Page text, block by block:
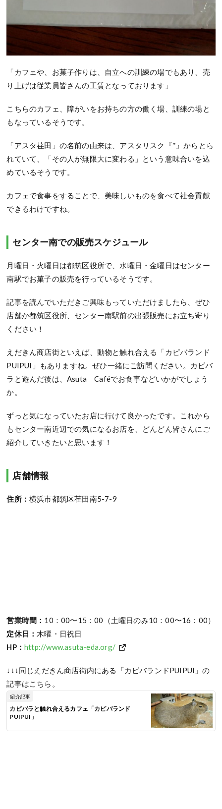
「カフェや、お菓子作りは、自立への訓練の場でもあり、売
り上げは従業員皆さんの工賃となっております」
こちらのカフェ、障がいをお持ちの方の働く場、訓練の場と
もなっているそうです。
「アスタ荏田」の名前の由来は、アスタリスク『*』からとら
れていて、「その人が無限大に変わる」という意味合いを込
めているそうです。
カフェで食事をすることで、美味しいものを食べて社会貢献
できるわけですね。
センター南での販売スケジュール
月曜日・火曜日は都筑区役所で、水曜日・金曜日はセンター
南駅でお菓子の販売を行っているそうです。
記事を読んでいただきご興味もっていただけましたら、ぜひ
店舗か都筑区役所、センター南駅前の出張販売にお立ち寄り
ください！
えだきん商店街といえば、動物と触れ合える「カピバランド
PUIPUI」もありますね。ぜひ一緒にご訪問ください。カピバ
ラと遊んだ後は、Asuta Caféでお食事などいかがでしょう
か。
ずっと気になっていたお店に行けて良かったです。これから
もセンター南近辺での気になるお店を、どんどん皆さんにご
紹介していきたいと思います！
店舗情報
住所：横浜市都筑区荏田南5-7-9
営業時間： 10：00〜15：00（土曜日のみ10：00〜16：00）
定休日： 木曜・日祝日
HP：http://www.asuta-eda.org/
↓↓↓同じえだきん商店街内にある「カピバランドPUIPUI」の
記事はこちら。
紹介記事
カピバラと触れ合えるカフェ「カピバランド
PUIPUI」